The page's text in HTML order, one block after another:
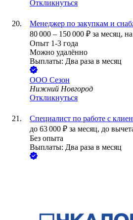
Откликнуться
Менеджер по закупкам и
80 000 – 150 000 ₽ за месяц,
Опыт 1-3 года
Можно удалённо
Выплаты: Два раза в месяц
ООО Сезон
Нижний Новгород
Откликнуться
Специалист по работе с
до 63 000 ₽ за месяц, до
Без опыта
Выплаты: Два раза в месяц